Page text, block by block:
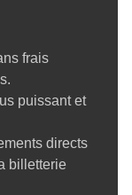
frais
puissant et
directs
billetterie